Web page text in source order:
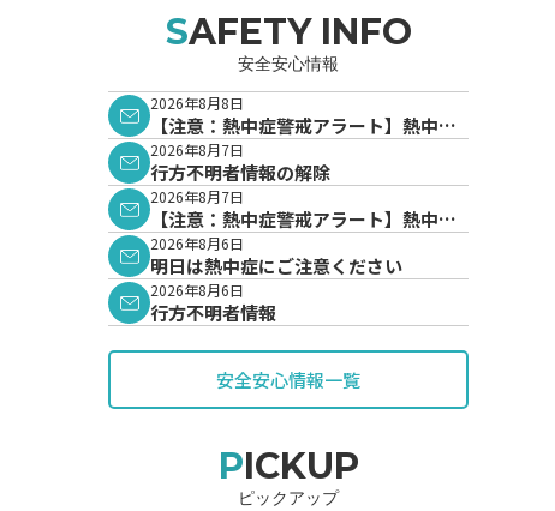
SAFETY INFO
安全安心情報
2026年8月8日
【注意：熱中症警戒アラート】熱中症
警戒アラートが発表されています。
2026年8月7日
行方不明者情報の解除
2026年8月7日
【注意：熱中症警戒アラート】熱中症
警戒アラートが発表されています。
2026年8月6日
明日は熱中症にご注意ください
2026年8月6日
行方不明者情報
安全安心情報一覧
PICKUP
ピックアップ